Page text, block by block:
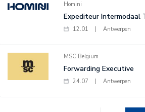
Homini
Expediteur Intermodaal
12.01 Antwerpen
MSC Belgium
Forwarding Executive
24.07 Antwerpen